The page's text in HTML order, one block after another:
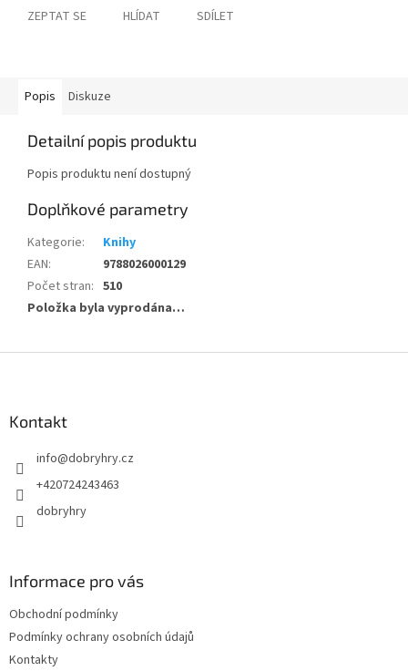
ZEPTAT SE HLÍDAT SDÍLET
Popis Diskuze
Detailní popis produktu
Popis produktu není dostupný
Doplňkové parametry
Kategorie:
Knihy
EAN:
9788026000129
Počet stran: 510
Položka byla vyprodána…
Kontakt
info@dobryhry.cz
+420724243463
dobryhry
Informace pro vás
Obchodní podmínky
Podmínky ochrany osobních údajů
Kontakty